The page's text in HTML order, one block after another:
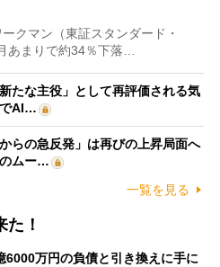
クマン（東証スタンダード・
あまりで約34％下落…
たな主役」として再評価される気
AI…
らの急反発」は再びの上昇局面へ
ムー…
一覧を見る
！
6000万円の負債と引き換えに手に